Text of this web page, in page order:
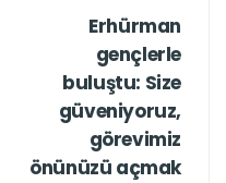
Erhürman
gençlerle
buluştu: Size
güveniyoruz,
görevimiz
önünüzü açmak